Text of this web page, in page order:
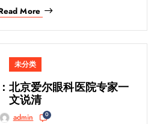
More
未分类
北京爱尔眼科医院专家一
文说清
admin 0